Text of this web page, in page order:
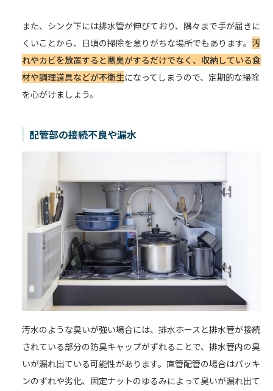
また、シンク下には排水管が伸びており、隅々まで手が届きに
くいことから、日頃の掃除を怠りがちな場所でもあります。 汚
れやカビを放置すると悪臭がするだけでなく、収納している食
材や調理道具などが不衛生になってしまうので、定期的な掃除
を心がけましょう。
配管部の接続不良や漏水
汚水のような臭いが強い場合には、排水ホースと排水管が接続
されている部分の防臭キャップがずれることで、排水管内の臭
いが漏れ出ている可能性があります。直管配管の場合はパッキ
ンのずれや劣化、固定ナットのゆるみによって臭いが漏れ出て